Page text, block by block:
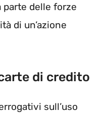
parte delle forze
di un’azione
di credito
sull’uso